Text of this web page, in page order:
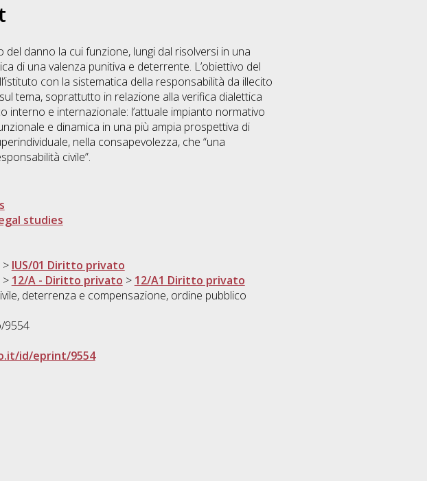
danno la cui funzione, lungi dal risolversi in una
di una valenza punitiva e deterrente. L’obiettivo del
con la sistematica della responsabilità da illecito
tema, soprattutto in relazione alla verifica dialettica
interno e internazionale: l’attuale impianto normativo
e dinamica in una più ampia prospettiva di
nella consapevolezza, che “una
civile”.
studies
> IUS/01 Diritto privato
> 12/A - Diritto privato > 12/A1 Diritto privato
deterrenza e compensazione, ordine pubblico
9554
id/eprint/9554